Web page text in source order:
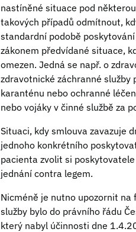
nastíněné situace pod
takových případů odmítnout,
standardní podobě
zákonem předvídané situace,
omezen. Jedná se např. o
zdravotnické záchranné služby
karanténu nebo ochranné
nebo vojáky v činné službě za
Situaci, kdy smlouva zavazuje
jednoho konkrétního
pacienta zvolit si
jednání contra legem.
Nicméně je nutno upozornit
služby bylo do právního řádu
který nabyl účinnosti dne